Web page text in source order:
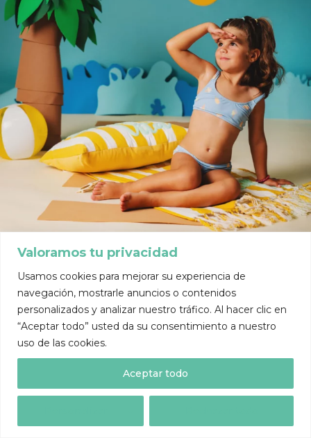
Valoramos tu privacidad
Usamos cookies para mejorar su experiencia de
navegación, mostrarle anuncios o contenidos
personalizados y analizar nuestro tráfico. Al hacer clic en
“Aceptar todo” usted da su consentimiento a nuestro
uso de las cookies.
Aceptar todo